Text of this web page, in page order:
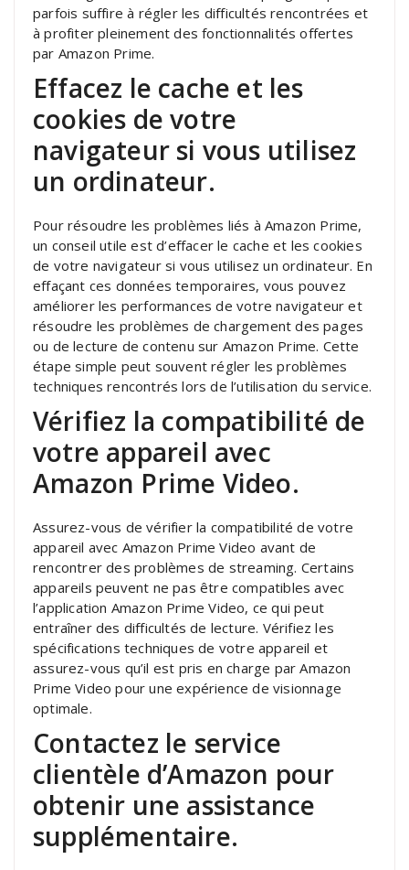
parfois suffire à régler les difficultés rencontrées et
à profiter pleinement des fonctionnalités offertes
par Amazon Prime.
Effacez le cache et les
cookies de votre
navigateur si vous utilisez
un ordinateur.
Pour résoudre les problèmes liés à Amazon Prime,
un conseil utile est d’effacer le cache et les cookies
de votre navigateur si vous utilisez un ordinateur. En
effaçant ces données temporaires, vous pouvez
améliorer les performances de votre navigateur et
résoudre les problèmes de chargement des pages
ou de lecture de contenu sur Amazon Prime. Cette
étape simple peut souvent régler les problèmes
techniques rencontrés lors de l’utilisation du service.
Vérifiez la compatibilité de
votre appareil avec
Amazon Prime Video.
Assurez-vous de vérifier la compatibilité de votre
appareil avec Amazon Prime Video avant de
rencontrer des problèmes de streaming. Certains
appareils peuvent ne pas être compatibles avec
l’application Amazon Prime Video, ce qui peut
entraîner des difficultés de lecture. Vérifiez les
spécifications techniques de votre appareil et
assurez-vous qu’il est pris en charge par Amazon
Prime Video pour une expérience de visionnage
optimale.
Contactez le service
clientèle d’Amazon pour
obtenir une assistance
supplémentaire.